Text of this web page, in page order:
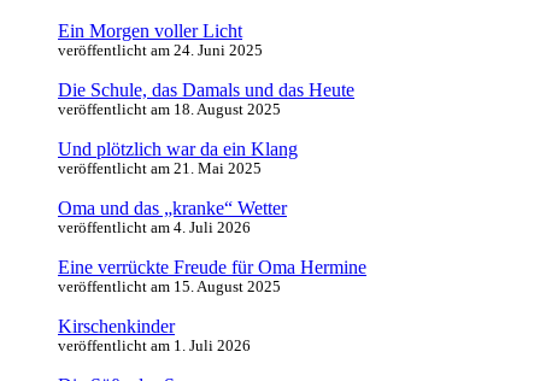
Ein Morgen voller Licht
veröffentlicht am 24. Juni 2025
Die Schule, das Damals und das Heute
veröffentlicht am 18. August 2025
Und plötzlich war da ein Klang
veröffentlicht am 21. Mai 2025
Oma und das „kranke“ Wetter
veröffentlicht am 4. Juli 2026
Eine verrückte Freude für Oma Hermine
veröffentlicht am 15. August 2025
Kirschenkinder
veröffentlicht am 1. Juli 2026